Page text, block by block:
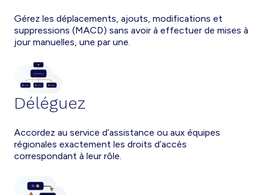
Gérez les déplacements, ajouts, modifications et
suppressions (MACD) sans avoir à effectuer de mises à
jour manuelles, une par une.
Déléguez
Accordez au service d’assistance ou aux équipes
régionales exactement les droits d’accès
correspondant à leur rôle.